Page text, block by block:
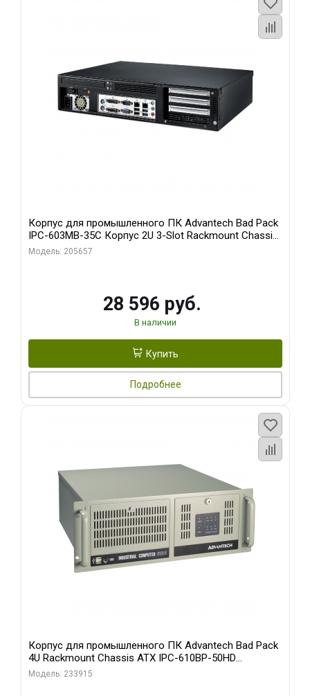
Корпус для промышленного ПК Advantech Bad Pack
IPC-603MB-35C Корпус 2U 3-Slot Rackmount Chassis
for ATX/MicroATX Motherboard with Front I Advantech
Модель: 205657
28 596 руб.
В наличии
Купить
Подробнее
Корпус для промышленного ПК Advantech Bad Pack
4U Rackmount Chassis ATX IPC-610BP-50HD
Advantech 15 слотов, отсеки 3x5.25", 1x3.5", 2xUSB,
Модель: 233915